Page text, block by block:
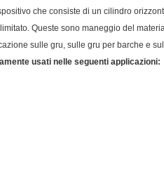
che consiste di un cilindro
Queste sono maneggio del
sulle gru, sulle gru per barche e
usati nelle seguenti applicazioni: